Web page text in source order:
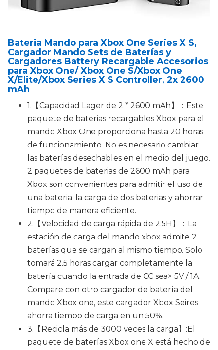
Bateria Mando para Xbox One Series X S,
Cargador Mando Sets de Baterías y
Cargadores Battery Recargable Accesorios
para Xbox One/ Xbox One S/Xbox One
X/Elite/Xbox Series X S Controller, 2x 2600
mAh
1.【Capacidad Lager de 2 * 2600 mAh】：Este
paquete de baterias recargables Xbox para el
mando Xbox One proporciona hasta 20 horas
de funcionamiento. No es necesario cambiar
las baterías desechables en el medio del juego.
2 paquetes de baterias de 2600 mAh para
Xbox son convenientes para admitir el uso de
una bateria, la carga de dos baterias y ahorrar
tiempo de manera eficiente.
2.【Velocidad de carga rápida de 2.5H】：La
estación de carga del mando xbox admite 2
baterías que se cargan al mismo tiempo. Solo
tomará 2.5 horas cargar completamente la
batería cuando la entrada de CC sea> 5V / 1A.
Compare con otro cargador de batería del
mando Xbox one, este cargador Xbox Seires
ahorra tiempo de carga en un 50%.
3.【Recicla más de 3000 veces la carga】:El
paquete de baterías Xbox one X está hecho de